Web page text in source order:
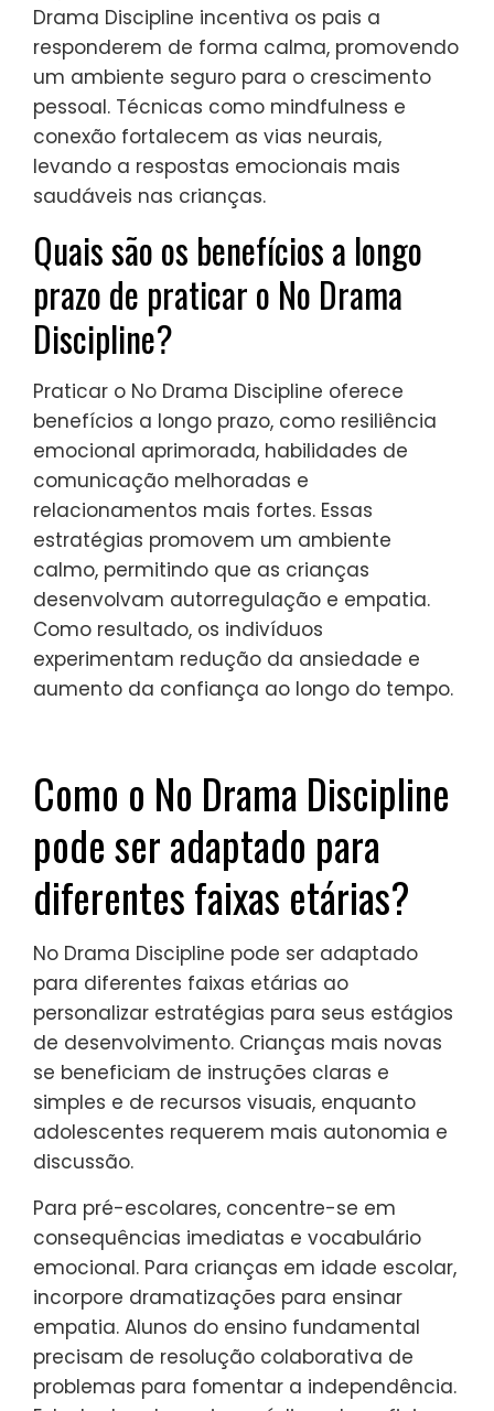
Como o No Drama Discipline
incorpora insights
neuropsicológicos?
No Drama Discipline incorpora insights
neuropsicológicos ao enfatizar a regulação
Essa abordagem promove a compreensão
do comportamento das crianças por meio
de uma lente de empatia, o que melhora a
resiliência emocional. Ao reconhecer o
impacto do estresse no cérebro, o No
Drama Discipline incentiva os pais a
responderem de forma calma, promovendo
um ambiente seguro para o crescimento
pessoal. Técnicas como mindfulness e
conexão fortalecem as vias neurais,
levando a respostas emocionais mais
saudáveis nas crianças.
Quais são os benefícios a longo
prazo de praticar o No Drama
Praticar o No Drama Discipline oferece
benefícios a longo prazo, como resiliência
emocional aprimorada, habilidades de
comunicação melhoradas e
relacionamentos mais fortes. Essas
calmo, permitindo que as crianças
desenvolvam autorregulação e empatia.
Como resultado, os indivíduos
experimentam redução da ansiedade e
aumento da confiança ao longo do tempo.
Como o No Drama Discipline
pode ser adaptado para
diferentes faixas etárias?
No Drama Discipline pode ser adaptado
para diferentes faixas etárias ao
personalizar estratégias para seus estágios